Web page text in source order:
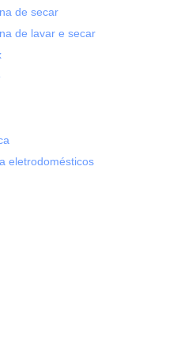
de secar
de lavar e secar
eletrodomésticos